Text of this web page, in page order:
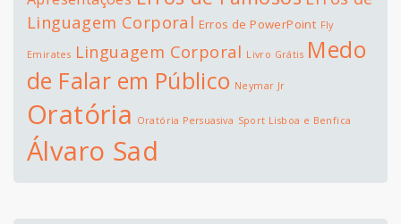
Linguagem Corporal Erros de PowerPoint Fly
Emirates Linguagem Corporal Livro Grátis Medo
de Falar em Público Neymar Jr
Oratória Oratória Persuasiva Sport Lisboa e Benfica
Álvaro Sad